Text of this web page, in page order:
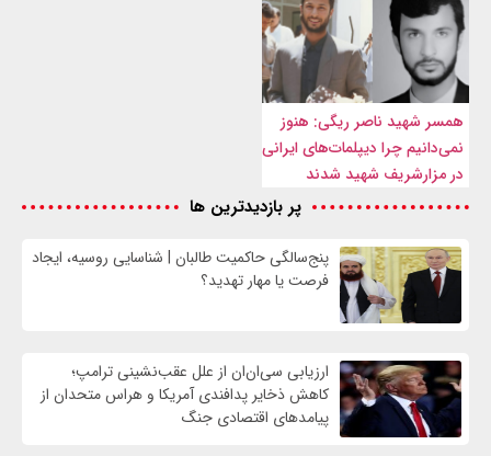
همسر شهید ناصر ریگی: هنوز
نمی‌دانیم چرا دیپلمات‌های ایرانی
در مزارشریف شهید شدند
پر بازدیدترین ها
پنج‌سالگی حاکمیت طالبان | شناسایی روسیه، ایجاد
فرصت‌ یا مهار تهدید؟
ارزیابی سی‌ان‌ان از علل عقب‌نشینی ترامپ؛
کاهش ذخایر پدافندی آمریکا و هراس متحدان از
پیامدهای اقتصادی جنگ